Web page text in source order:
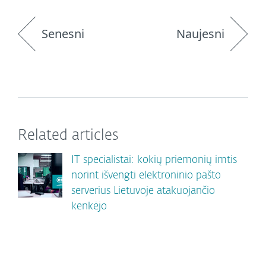
Senesni Naujesni
Related articles
IT specialistai: kokių priemonių imtis
norint išvengti elektroninio pašto
serverius Lietuvoje atakuojančio
kenkėjo